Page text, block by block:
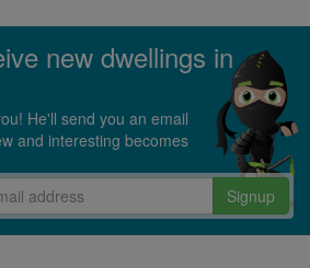
new dwellings in
He'll send you an email
and interesting becomes
Signup